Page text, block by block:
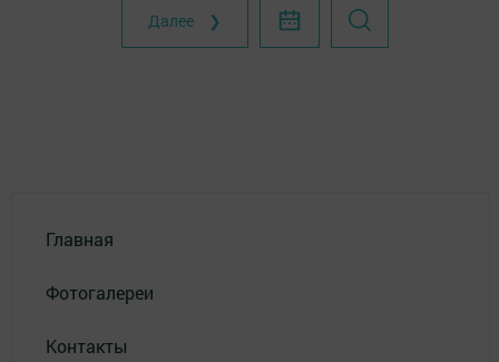
Далее ❯
Главная
Фотогалереи
Контакты